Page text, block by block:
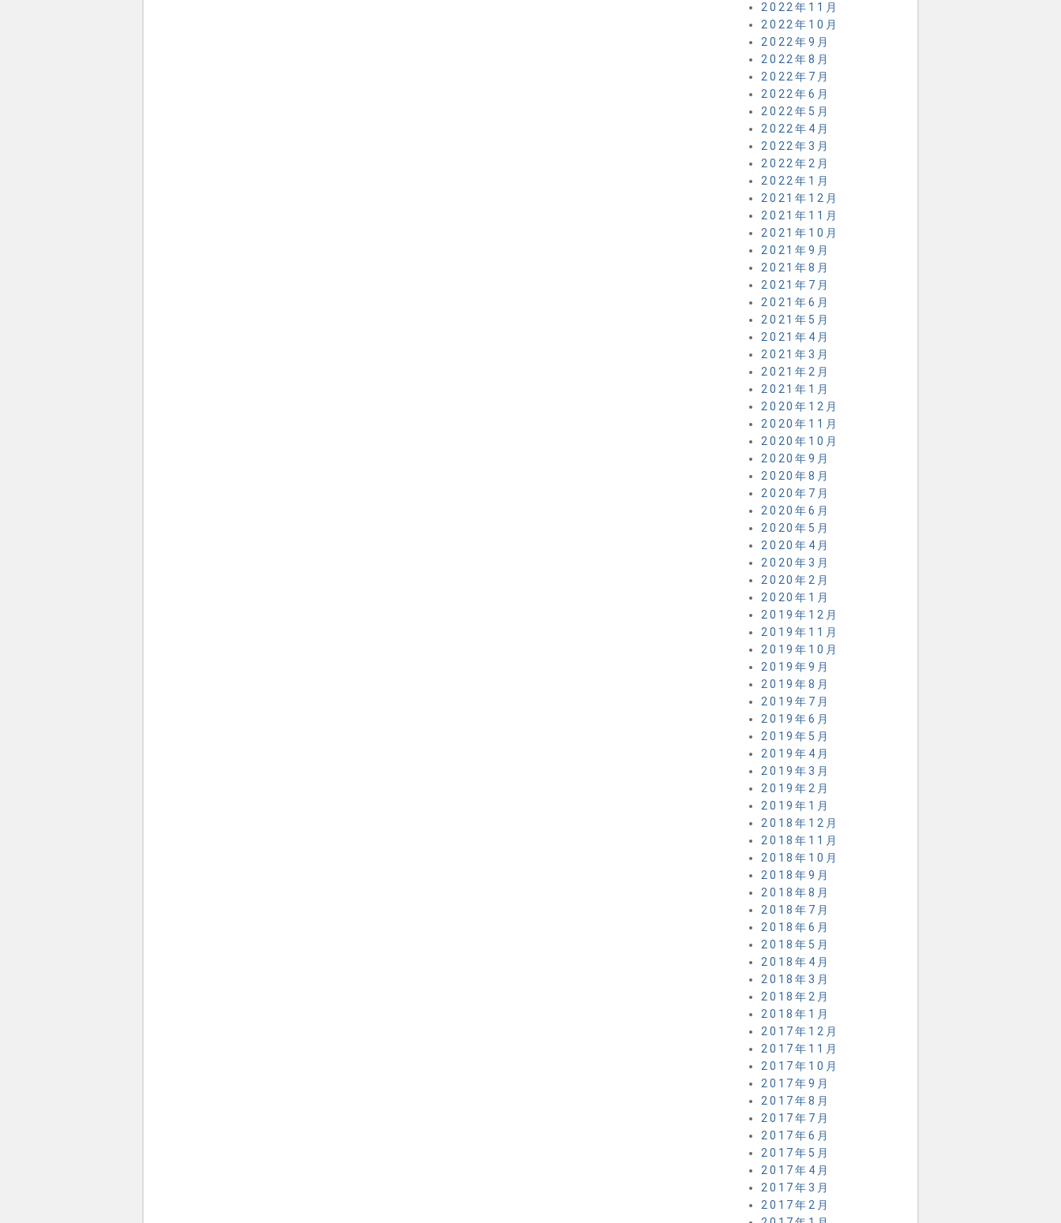
2022年11月
2022年10月
2022年9月
2022年8月
2022年7月
2022年6月
2022年5月
2022年4月
2022年3月
2022年2月
2022年1月
2021年12月
2021年11月
2021年10月
2021年9月
2021年8月
2021年7月
2021年6月
2021年5月
2021年4月
2021年3月
2021年2月
2021年1月
2020年12月
2020年11月
2020年10月
2020年9月
2020年8月
2020年7月
2020年6月
2020年5月
2020年4月
2020年3月
2020年2月
2020年1月
2019年12月
2019年11月
2019年10月
2019年9月
2019年8月
2019年7月
2019年6月
2019年5月
2019年4月
2019年3月
2019年2月
2019年1月
2018年12月
2018年11月
2018年10月
2018年9月
2018年8月
2018年7月
2018年6月
2018年5月
2018年4月
2018年3月
2018年2月
2018年1月
2017年12月
2017年11月
2017年10月
2017年9月
2017年8月
2017年7月
2017年6月
2017年5月
2017年4月
2017年3月
2017年2月